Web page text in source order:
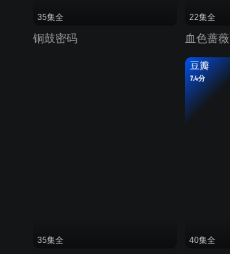
35集全
铜鼓密码
22集全
血色蔷薇
35集全
豆瓣
7.4分
40集全